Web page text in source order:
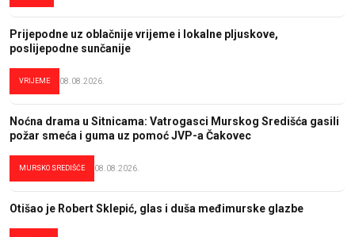
Prijepodne uz oblačnije vrijeme i lokalne pljuskove,
poslijepodne sunčanije
VRIJEME 08.08.2026.
Noćna drama u Sitnicama: Vatrogasci Murskog Središća gasili
požar smeća i guma uz pomoć JVP-a Čakovec
MURSKO SREDIŠĆE 08.08.2026.
Otišao je Robert Sklepić, glas i duša međimurske glazbe